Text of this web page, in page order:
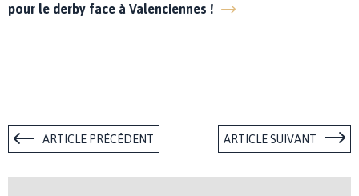
pour le derby face à Valenciennes !
ARTICLE PRÉCÉDENT ARTICLE SUIVANT